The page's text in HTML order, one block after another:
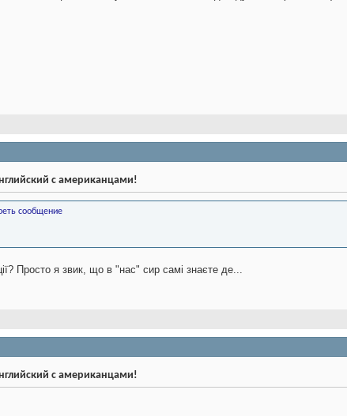
с американцами!
Просто я звик, що в "нас" сир самі знаєте де...
с американцами!